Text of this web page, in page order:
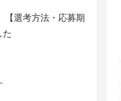
選考方法・応募期
た